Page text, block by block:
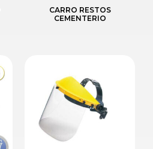
CARRO RESTOS
CEMENTERIO